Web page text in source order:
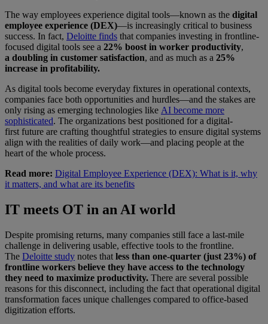
The way employees experience digital tools—known as the digital
employee experience (DEX)—is increasingly critical to business
success. In fact, Deloitte finds that companies investing in frontline-
focused digital tools see a 22% boost in worker productivity,
a doubling in customer satisfaction, and as much as a 25%
increase in profitability.
As digital tools become everyday fixtures in operational contexts,
companies face both opportunities and hurdles—and the stakes are
only rising as emerging technologies like AI become more
sophisticated. The organizations best positioned for a digital-
first future are crafting thoughtful strategies to ensure digital systems
align with the realities of daily work—and placing people at the
heart of the whole process.
Read more: Digital Employee Experience (DEX): What is it, why
it matters, and what are its benefits
IT meets OT in an AI world
Despite promising returns, many companies still face a last-mile
challenge in delivering usable, effective tools to the frontline.
The Deloitte study notes that less than one-quarter (just 23%) of
frontline workers believe they have access to the technology
they need to maximize productivity. There are several possible
reasons for this disconnect, including the fact that operational digital
transformation faces unique challenges compared to office-based
digitization efforts.